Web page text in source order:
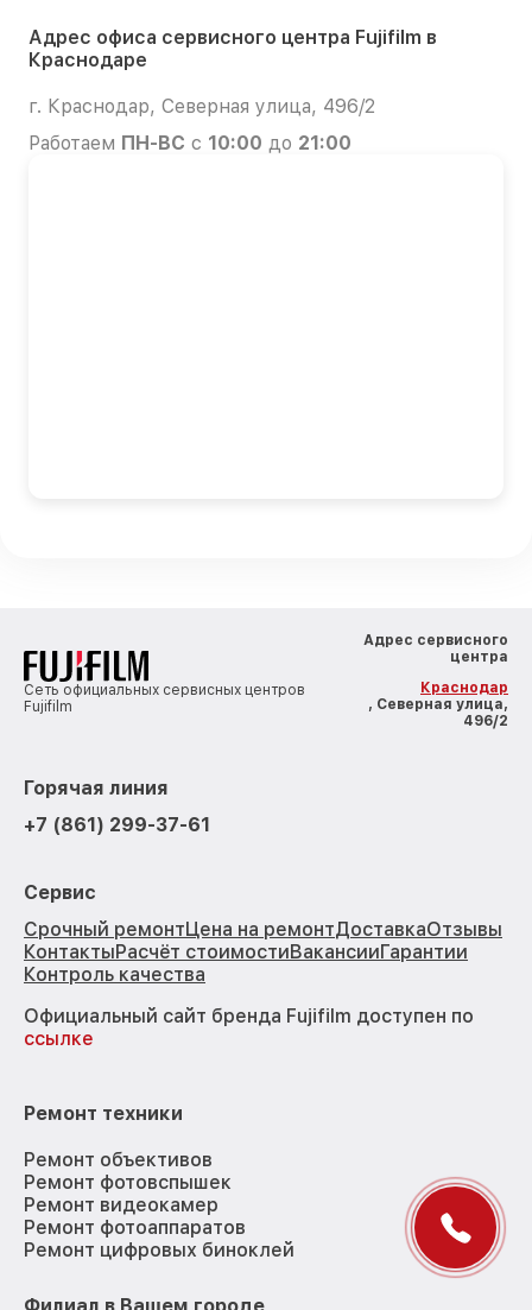
Адрес офиса сервисного центра Fujifilm в
Краснодаре
г. Краснодар, Северная улица, 496/2
Работаем ПН-ВС с 10:00 до 21:00
Сеть официальных сервисных центров
Fujifilm
Адрес сервисного
центра
Краснодар
, Северная улица,
496/2
Горячая линия
+7 (861) 299-37-61
Сервис
Срочный ремонтЦена на ремонтДоставкаОтзывы
КонтактыРасчёт стоимостиВакансииГарантии
Контроль качества
Официальный сайт бренда Fujifilm доступен по
ссылке
Ремонт техники
Ремонт объективов
Ремонт фотовспышек
Ремонт видеокамер
Ремонт фотоаппаратов
Ремонт цифровых биноклей